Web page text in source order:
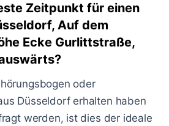
Zeitpunkt für einen
Auf dem
Ecke Gurlittstraße,
oder
Düsseldorf erhalten haben
werden, ist dies der ideale